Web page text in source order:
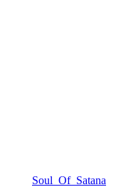
Soul_Of_Satana